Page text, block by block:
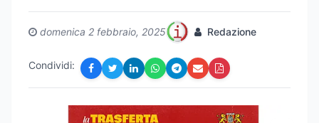
domenica 2 febbraio, 2025 Redazione
Condividi: